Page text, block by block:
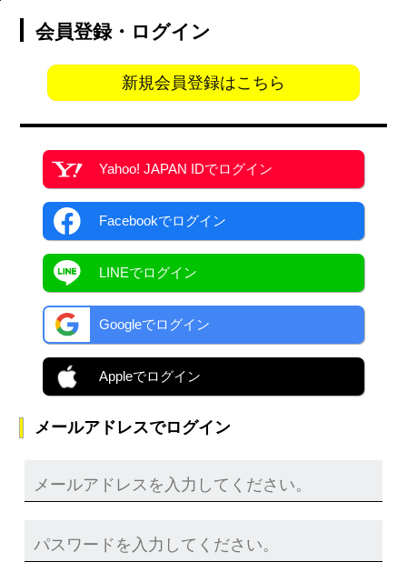
会員登録・ログイン
新規会員登録はこちら
Yahoo! JAPAN IDでログイン
Facebookでログイン
LINEでログイン
Googleでログイン
Appleでログイン
メールアドレスでログイン